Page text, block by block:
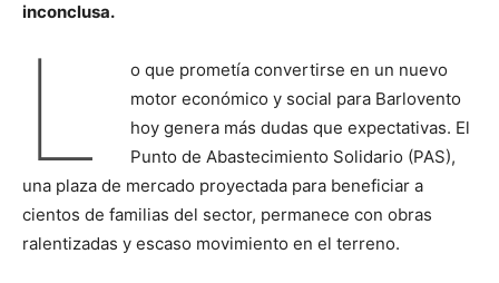
inconclusa.
L
o que prometía convertirse en un nuevo
motor económico y social para Barlovento
hoy genera más dudas que expectativas. El
Punto de Abastecimiento Solidario (PAS),
una plaza de mercado proyectada para beneficiar a
cientos de familias del sector, permanece con obras
ralentizadas y escaso movimiento en el terreno.